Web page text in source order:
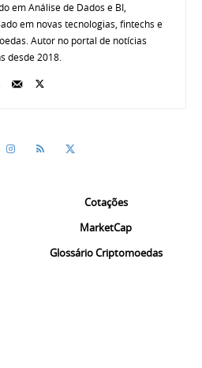
em Análise de Dados e BI,
em novas tecnologias, fintechs e
Autor no portal de notícias
desde 2018.
Cotações
MarketCap
Glossário Criptomoedas